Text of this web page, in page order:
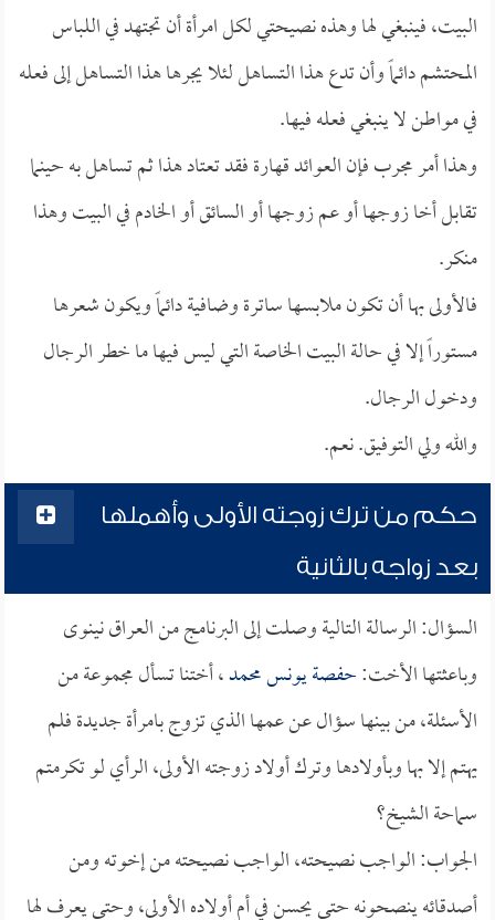
البيت، فينبغي لها وهذه نصيحتي لكل امرأة أن تجتهد في اللباس
المحتشم دائماً وأن تدع هذا التساهل لئلا يجرها هذا التساهل إلى فعله
في مواطن لا ينبغي فعله فيها.
وهذا أمر مجرب فإن العوائد قهارة فقد تعتاد هذا ثم تساهل به حينما
تقابل أخا زوجها أو عم زوجها أو السائق أو الخادم في البيت وهذا
منكر.
فالأولى بها أن تكون ملابسها ساترة وضافية دائماً ويكون شعرها
مستوراً إلا في حالة البيت الخاصة التي ليس فيها ما خطر الرجال
ودخول الرجال.
والله ولي التوفيق. نعم.
حكم من ترك زوجته الأولى وأهملها
بعد زواجه بالثانية
السؤال: الرسالة التالية وصلت إلى البرنامج من العراق نينوى
وباعثتها الأخت:حفصة يونس محمد، أختنا تسأل مجموعة من
الأسئلة، من بينها سؤال عن عمها الذي تزوج بامرأة جديدة فلم
يهتم إلا بها وبأولادها وترك أولاد زوجته الأولى، الرأي لو تكرمتم
سماحة الشيخ؟
الجواب: الواجب نصيحته، الواجب نصيحته من إخوته ومن
أصدقائه ينصحونه حتى يحسن في أم أولاده الأولى، وحتى يعرف لها